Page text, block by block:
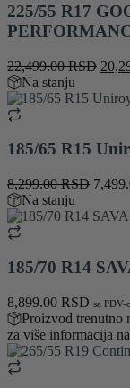
225/55 R17
22,499.00RSD
je
Na stanju
185/65 R15
8,299.00RSD
je
Na stanju
185/70 R14
8,899.00 RSD sa PDV-
Proizvod trenutno
za više informacija